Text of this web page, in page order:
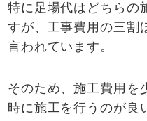
特に足場代はどちらの
すが、工事費用の三割
言われています。
そのため、施工費用を
時に施工を行うのが良